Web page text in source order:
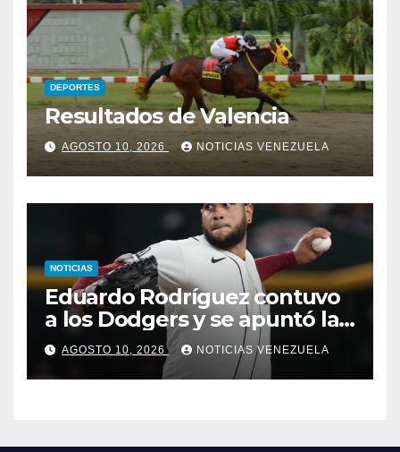
DEPORTES
Resultados de Valencia
AGOSTO 10, 2026 NOTICIAS VENEZUELA
NOTICIAS
Eduardo Rodríguez contuvo
a los Dodgers y se apuntó la
victoria
AGOSTO 10, 2026 NOTICIAS VENEZUELA